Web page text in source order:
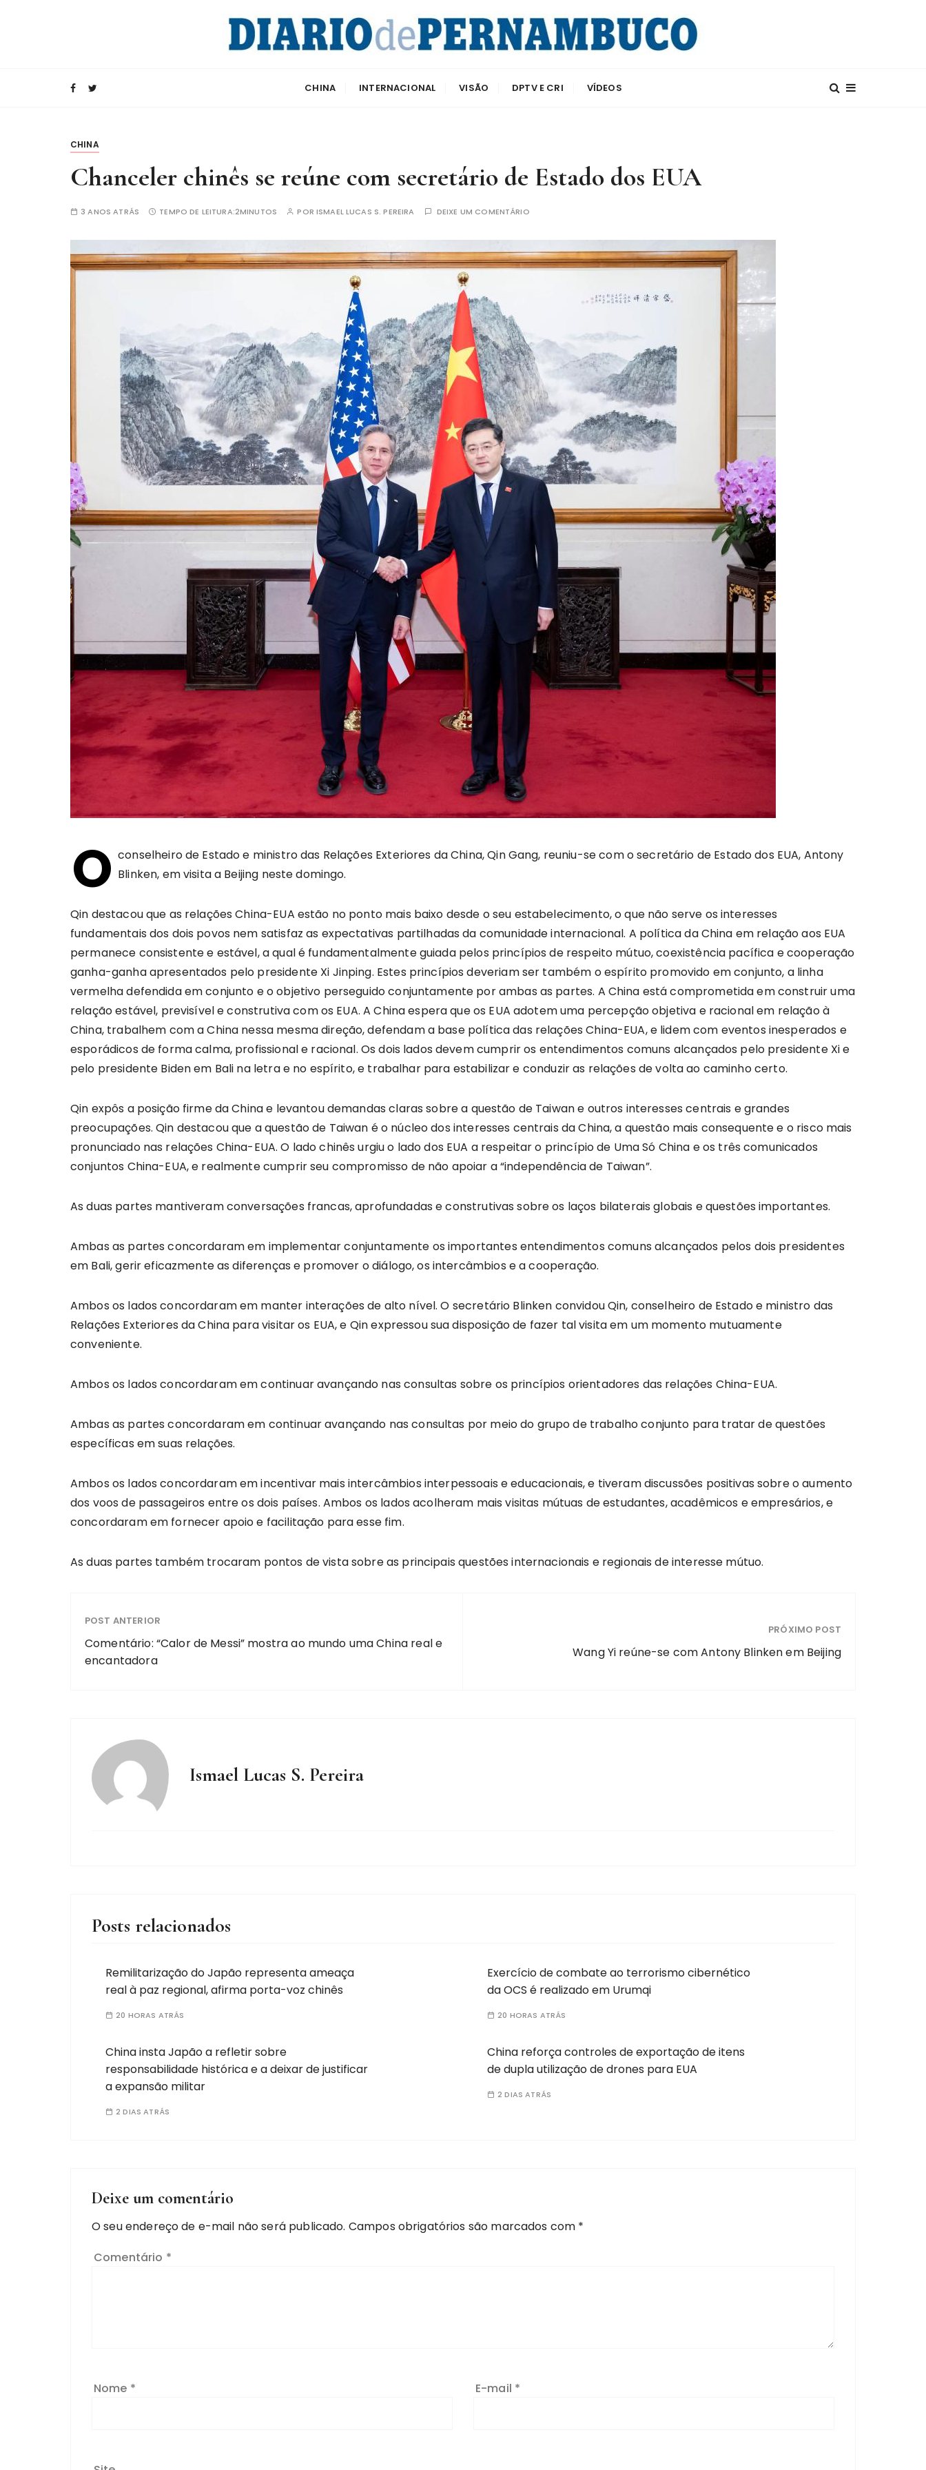
CRI e Diario de Pernambuco
CHINA INTERNACIONAL VISÃO DPTV E CRI VÍDEOS
CHINA
Chanceler chinês se reúne com secretário de Estado dos EUA
3 ANOS ATRÁS TEMPO DE LEITURA:2MINUTOS POR ISMAEL LUCAS S. PEREIRA DEIXE UM COMENTÁRIO
O conselheiro de Estado e ministro das Relações Exteriores da China, Qin Gang, reuniu-se com o secretário de Estado dos EUA, Antony
Blinken, em visita a Beijing neste domingo.
Qin destacou que as relações China-EUA estão no ponto mais baixo desde o seu estabelecimento, o que não serve os interesses
fundamentais dos dois povos nem satisfaz as expectativas partilhadas da comunidade internacional. A política da China em relação aos EUA
permanece consistente e estável, a qual é fundamentalmente guiada pelos princípios de respeito mútuo, coexistência pacífica e cooperação
ganha-ganha apresentados pelo presidente Xi Jinping. Estes princípios deveriam ser também o espírito promovido em conjunto, a linha
vermelha defendida em conjunto e o objetivo perseguido conjuntamente por ambas as partes. A China está comprometida em construir uma
relação estável, previsível e construtiva com os EUA. A China espera que os EUA adotem uma percepção objetiva e racional em relação à
China, trabalhem com a China nessa mesma direção, defendam a base política das relações China-EUA, e lidem com eventos inesperados e
esporádicos de forma calma, profissional e racional. Os dois lados devem cumprir os entendimentos comuns alcançados pelo presidente Xi e
pelo presidente Biden em Bali na letra e no espírito, e trabalhar para estabilizar e conduzir as relações de volta ao caminho certo.
Qin expôs a posição firme da China e levantou demandas claras sobre a questão de Taiwan e outros interesses centrais e grandes
preocupações. Qin destacou que a questão de Taiwan é o núcleo dos interesses centrais da China, a questão mais consequente e o risco mais
pronunciado nas relações China-EUA. O lado chinês urgiu o lado dos EUA a respeitar o princípio de Uma Só China e os três comunicados
conjuntos China-EUA, e realmente cumprir seu compromisso de não apoiar a “independência de Taiwan”.
As duas partes mantiveram conversações francas, aprofundadas e construtivas sobre os laços bilaterais globais e questões importantes.
Ambas as partes concordaram em implementar conjuntamente os importantes entendimentos comuns alcançados pelos dois presidentes
em Bali, gerir eficazmente as diferenças e promover o diálogo, os intercâmbios e a cooperação.
Ambos os lados concordaram em manter interações de alto nível. O secretário Blinken convidou Qin, conselheiro de Estado e ministro das
Relações Exteriores da China para visitar os EUA, e Qin expressou sua disposição de fazer tal visita em um momento mutuamente
conveniente.
Ambos os lados concordaram em continuar avançando nas consultas sobre os princípios orientadores das relações China-EUA.
Ambas as partes concordaram em continuar avançando nas consultas por meio do grupo de trabalho conjunto para tratar de questões
específicas em suas relações.
Ambos os lados concordaram em incentivar mais intercâmbios interpessoais e educacionais, e tiveram discussões positivas sobre o aumento
dos voos de passageiros entre os dois países. Ambos os lados acolheram mais visitas mútuas de estudantes, acadêmicos e empresários, e
concordaram em fornecer apoio e facilitação para esse fim.
As duas partes também trocaram pontos de vista sobre as principais questões internacionais e regionais de interesse mútuo.
POST ANTERIOR
Comentário: “Calor de Messi” mostra ao mundo uma China real e
encantadora
PRÓXIMO POST
Wang Yi reúne-se com Antony Blinken em Beijing
Ismael Lucas S. Pereira
Posts relacionados
Remilitarização do Japão representa ameaça
real à paz regional, afirma porta-voz chinês
20 HORAS ATRÁS
Exercício de combate ao terrorismo cibernético
da OCS é realizado em Urumqi
20 HORAS ATRÁS
China insta Japão a refletir sobre
responsabilidade histórica e a deixar de justificar
a expansão militar
2 DIAS ATRÁS
China reforça controles de exportação de itens
de dupla utilização de drones para EUA
2 DIAS ATRÁS
Deixe um comentário
O seu endereço de e-mail não será publicado. Campos obrigatórios são marcados com *
Comentário *
Nome * E-mail *